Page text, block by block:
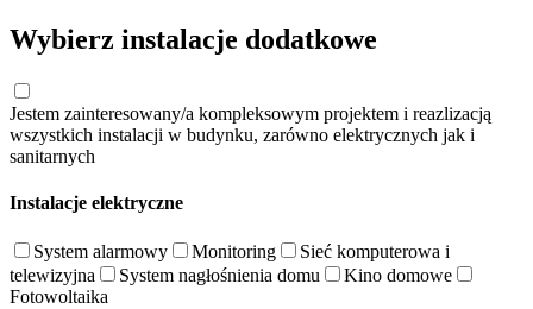
Wybierz instalacje dodatkowe
Jestem zainteresowany/a kompleksowym projektem i reazlizacją
wszystkich instalacji w budynku, zarówno elektrycznych jak i
sanitarnych
Instalacje elektryczne
System alarmowy Monitoring
Sieć komputerowa i
telewizyjna
System nagłośnienia domu
Kino domowe
Fotowoltaika